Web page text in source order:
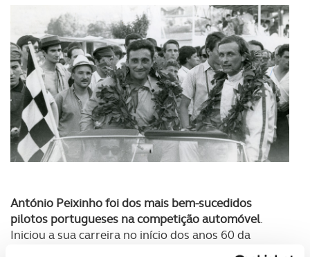
António Peixinho foi dos mais bem-sucedidos
pilotos portugueses na competição automóvel.
Iniciou a sua carreira no início dos anos 60 da
melhor forma ao conquistar o 5º lugar no Grande